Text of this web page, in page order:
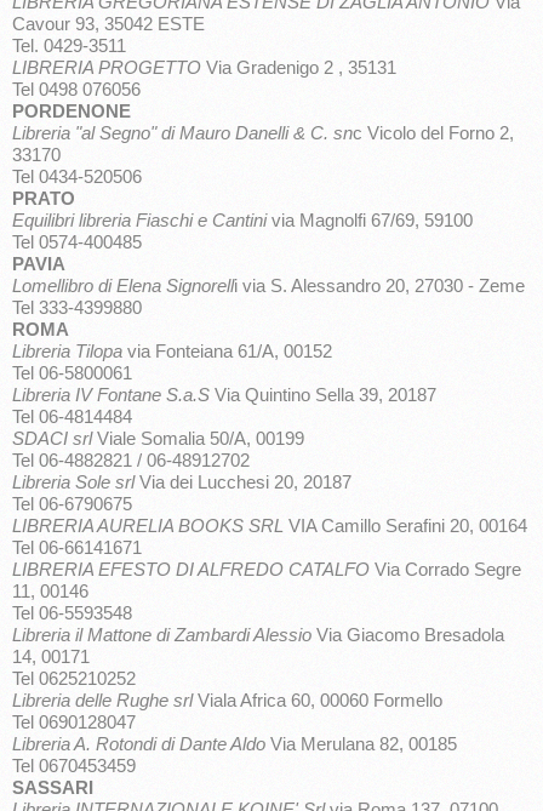
Cavour 93, 35042 ESTE
Tel. 0429-3511
LIBRERIA PROGETTO Via Gradenigo 2 , 35131
Tel 0498 076056
PORDENONE
Libreria "al Segno" di Mauro Danelli & C. snc Vicolo del Forno 2,
33170
Tel 0434-520506
PRATO
Equilibri libreria Fiaschi e Cantinivia Magnolfi 67/69, 59100
Tel 0574-400485
PAVIA
Lomellibro di Elena Signorelli via S. Alessandro 20, 27030 - Zeme
Tel 333-4399880
ROMA
Libreria Tilopa via Fonteiana 61/A, 00152
Tel 06-5800061
Libreria IV Fontane S.a.S Via Quintino Sella 39, 20187
Tel 06-4814484
SDACI srlViale Somalia 50/A, 00199
Tel 06-4882821 / 06-48912702
Libreria Sole srlVia dei Lucchesi 20, 20187
Tel 06-6790675
LIBRERIA AURELIA BOOKS SRL VIA Camillo Serafini 20, 00164
Tel 06-66141671
LIBRERIA EFESTO DI ALFREDO CATALFO Via Corrado Segre
11, 00146
Tel 06-5593548
Libreria il Mattone di Zambardi Alessio Via Giacomo Bresadola
14, 00171
Tel 0625210252
Libreria delle Rughe srlViala Africa 60, 00060 Formello
Tel 0690128047
Libreria A. Rotondi di Dante Aldo Via Merulana 82, 00185
Tel 0670453459
SASSARI